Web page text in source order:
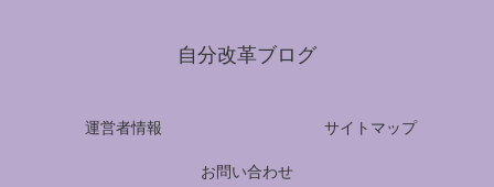
自分改革ブログ
運営者情報 サイトマップ
お問い合わせ